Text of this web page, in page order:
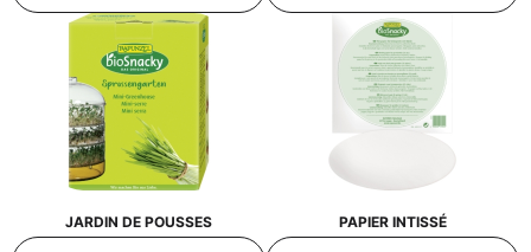
JAR­DIN DE POUSSES PAPIER INTIS­SÉ